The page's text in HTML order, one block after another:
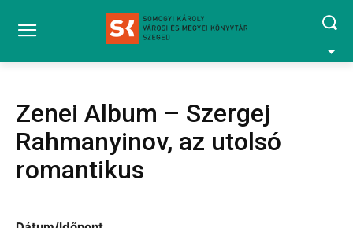
Zenei Album – Szergej
Rahmanyinov, az utolsó
romantikus